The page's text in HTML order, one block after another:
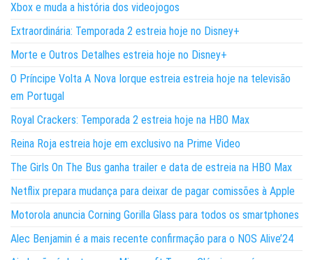
Xbox e muda a história dos videojogos
Extraordinária: Temporada 2 estreia hoje no Disney+
Morte e Outros Detalhes estreia hoje no Disney+
O Príncipe Volta A Nova Iorque estreia estreia hoje na televisão
em Portugal
Royal Crackers: Temporada 2 estreia hoje na HBO Max
Reina Roja estreia hoje em exclusivo na Prime Video
The Girls On The Bus ganha trailer e data de estreia na HBO Max
Netflix prepara mudança para deixar de pagar comissões à Apple
Motorola anuncia Corning Gorilla Glass para todos os smartphones
Alec Benjamin é a mais recente confirmação para o NOS Alive’24